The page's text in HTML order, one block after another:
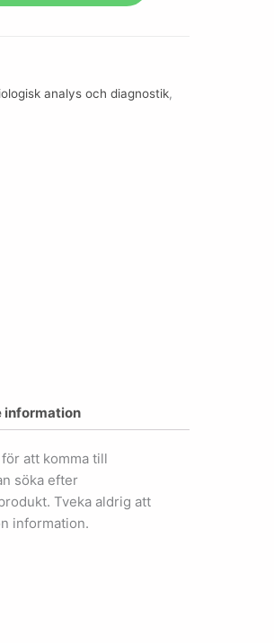
analys och diagnostik,
information
att komma till
söka efter
Tveka aldrig att
information.